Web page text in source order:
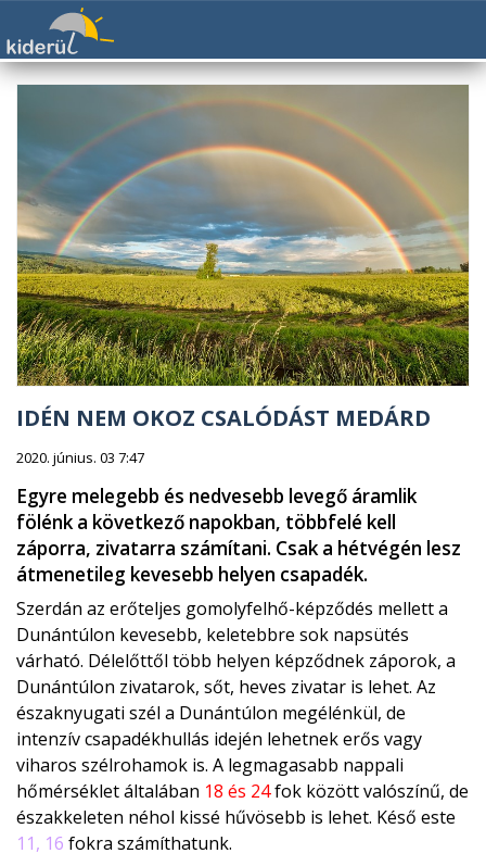
IDÉN NEM OKOZ CSALÓDÁST MEDÁRD
2020. június. 03 7:47
Egyre melegebb és nedvesebb levegő áramlik
fölénk a következő napokban, többfelé kell
záporra, zivatarra számítani. Csak a hétvégén lesz
átmenetileg kevesebb helyen csapadék.
Szerdán az erőteljes gomolyfelhő-képződés mellett a
Dunántúlon kevesebb, keletebbre sok napsütés
várható. Délelőttől több helyen képződnek záporok, a
Dunántúlon zivatarok, sőt, heves zivatar is lehet. Az
északnyugati szél a Dunántúlon megélénkül, de
intenzív csapadékhullás idején lehetnek erős vagy
viharos szélrohamok is. A legmagasabb nappali
hőmérséklet általában 18 és 24fok között valószínű, de
északkeleten néhol kissé hűvösebb is lehet. Késő este
11, 16 fokra számíthatunk.